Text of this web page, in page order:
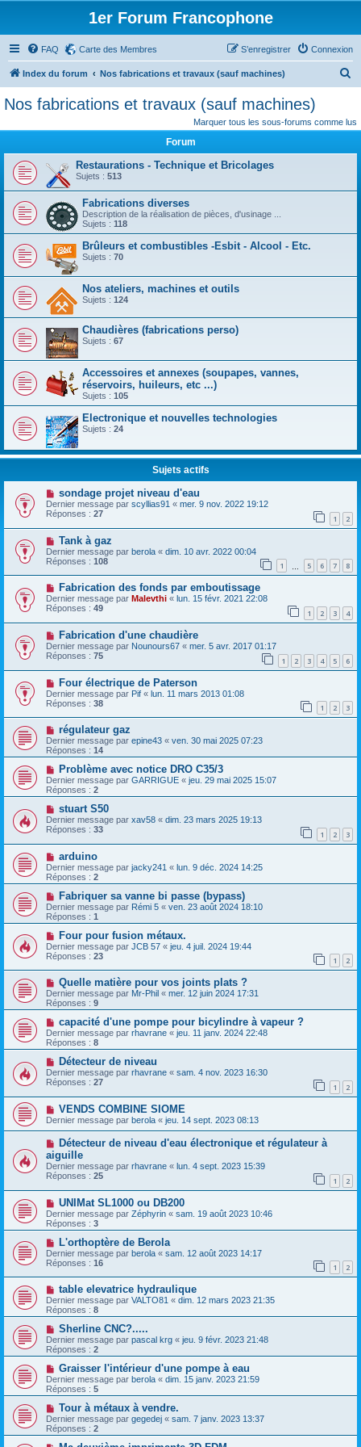
1er Forum Francophone
FAQ Carte des Membres Connexion
S’enregistrer
Index du forum Nos fabrications et travaux (sauf machines)
h
c
Nos fabrications et travaux (sauf machines)
Marquer tous les sous-forums comme lus
Forum
Restaurations - Technique et Bricolages
Sujets : 513
Fabrications diverses
Description de la réalisation de pièces, d'usinage ...
Sujets : 118
Brûleurs et combustibles -Esbit - Alcool - Etc.
Sujets : 70
Nos ateliers, machines et outils
Sujets : 124
Chaudières (fabrications perso)
Sujets : 67
Accessoires et annexes (soupapes, vannes,
réservoirs, huileurs, etc ...)
Sujets : 105
Electronique et nouvelles technologies
Sujets : 24
Sujets actifs
sondage projet niveau d'eau
Dernier message par scyllias91 « mer. 9 nov. 2022 19:12
Réponses : 27 1 2
Tank à gaz
Dernier message par berola « dim. 10 avr. 2022 00:04
Réponses : 108 1 5 6 7 8
Fabrication des fonds par emboutissage
Dernier message par Malevthi « lun. 15 févr. 2021 22:08
Réponses : 49 1 2 3 4
Fabrication d'une chaudière
Dernier message par Nounours67 « mer. 5 avr. 2017 01:17
Réponses : 75 1 2 3 4 5 6
Four électrique de Paterson
Dernier message par Pif « lun. 11 mars 2013 01:08
Réponses : 38 1 2 3
régulateur gaz
Dernier message par epine43 « ven. 30 mai 2025 07:23
Réponses : 14
Problème avec notice DRO C35/3
Dernier message par GARRIGUE « jeu. 29 mai 2025 15:07
Réponses : 2
stuart S50
Dernier message par xav58 « dim. 23 mars 2025 19:13
Réponses : 33 1 2 3
arduino
Dernier message par jacky241 « lun. 9 déc. 2024 14:25
Réponses : 2
Fabriquer sa vanne bi passe (bypass)
Dernier message par Rémi 5 « ven. 23 août 2024 18:10
Réponses : 1
Four pour fusion métaux.
Dernier message par JCB 57 « jeu. 4 juil. 2024 19:44
Réponses : 23 1 2
Quelle matière pour vos joints plats ?
Dernier message par Mr-Phil « mer. 12 juin 2024 17:31
Réponses : 9
capacité d'une pompe pour bicylindre à vapeur ?
Dernier message par rhavrane « jeu. 11 janv. 2024 22:48
Réponses : 8
Détecteur de niveau
Dernier message par rhavrane « sam. 4 nov. 2023 16:30
Réponses : 27 1 2
VENDS COMBINE SIOME
Dernier message par berola « jeu. 14 sept. 2023 08:13
Détecteur de niveau d'eau électronique et régulateur à
aiguille
Dernier message par rhavrane « lun. 4 sept. 2023 15:39
Réponses : 25 1 2
UNIMat SL1000 ou DB200
Dernier message par Zéphyrin « sam. 19 août 2023 10:46
Réponses : 3
L'orthoptère de Berola
Dernier message par berola « sam. 12 août 2023 14:17
Réponses : 16 1 2
table elevatrice hydraulique
Dernier message par VALTO81 « dim. 12 mars 2023 21:35
Réponses : 8
Sherline CNC?.....
Dernier message par pascal krg « jeu. 9 févr. 2023 21:48
Réponses : 2
Graisser l'intérieur d'une pompe à eau
Dernier message par berola « dim. 15 janv. 2023 21:59
Réponses : 5
Tour à métaux à vendre.
Dernier message par gegedej « sam. 7 janv. 2023 13:37
Réponses : 2